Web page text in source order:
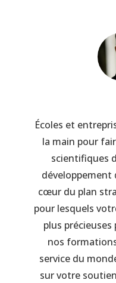
Écoles et
la main pour
scientifiques
développement
cœur du plan
pour lesquels
plus précieuses
nos
service du
sur votre